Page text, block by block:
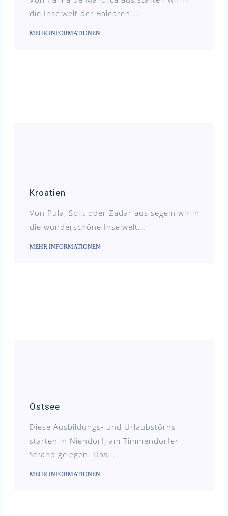
die Inselwelt der Balearen....
MEHR INFORMATIONEN
Kroatien
Von Pula, Split oder Zadar aus segeln wir in
die wunderschöne Inselwelt...
MEHR INFORMATIONEN
Ostsee
Diese Ausbildungs- und Urlaubstörns
starten in Niendorf, am Timmendorfer
Strand gelegen. Das...
MEHR INFORMATIONEN